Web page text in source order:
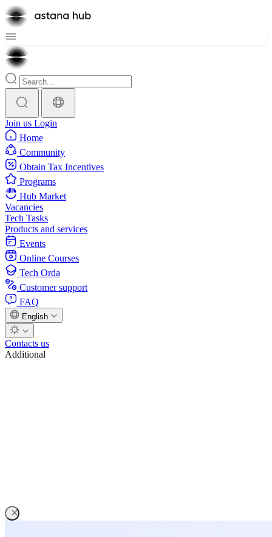
Join us Login
Home
Community
Obtain Tax Incentives
Programs
Hub Market
Vacancies
Tech Tasks
Products and services
Events
Online Courses
Tech Orda
Customer support
FAQ
English
Contacts us
Additional